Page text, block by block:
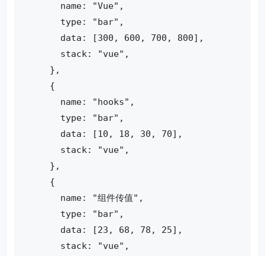
name: "Vue",
type: "bar",
data: [300, 600, 700, 800],
stack: "vue",
},
{
name: "hooks",
type: "bar",
data: [10, 18, 30, 70],
stack: "vue",
},
{
name: "组件传值",
type: "bar",
data: [23, 68, 78, 25],
stack: "vue",